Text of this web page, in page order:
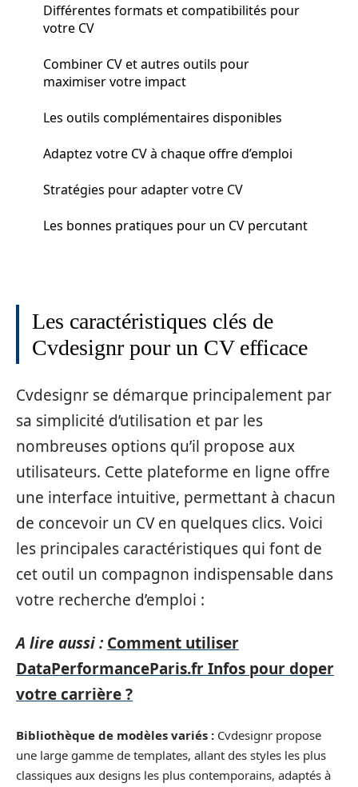
Différentes formats et compatibilités pour
votre CV
Combiner CV et autres outils pour
maximiser votre impact
Les outils complémentaires disponibles
Adaptez votre CV à chaque offre d’emploi
Stratégies pour adapter votre CV
Les bonnes pratiques pour un CV percutant
Les caractéristiques clés de
Cvdesignr pour un CV efficace
Cvdesignr se démarque principalement par
sa simplicité d’utilisation et par les
nombreuses options qu’il propose aux
utilisateurs. Cette plateforme en ligne offre
une interface intuitive, permettant à chacun
de concevoir un CV en quelques clics. Voici
les principales caractéristiques qui font de
cet outil un compagnon indispensable dans
votre recherche d’emploi :
A lire aussi : Comment utiliser
DataPerformanceParis.fr Infos pour doper
votre carrière ?
Bibliothèque de modèles variés : Cvdesignr propose
une large gamme de templates, allant des styles les plus
classiques aux designs les plus contemporains, adaptés à